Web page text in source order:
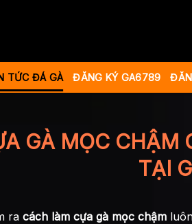
TỨC ĐÁ GÀ ĐĂNG KÝ GA6789
GÀ MỌC CHẬM
TẠI
ra cách làm cựa gà mọc chậm